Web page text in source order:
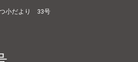
小だより 33号